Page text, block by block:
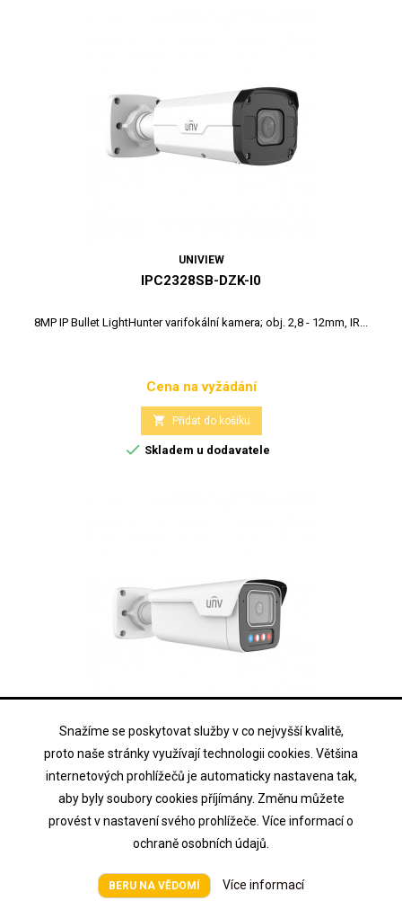
Snažíme se poskytovat služby v co nejvyšší kvalitě,
proto naše stránky využívají technologii cookies. Většina
internetových prohlížečů je automaticky nastavena tak,
aby byly soubory cookies příjímány. Změnu můžete
provést v nastavení svého prohlížeče. Více informací o
ochraně osobních údajů.
BERU NA VĚDOMÍ Více informací
UNIVIEW
IPC2328SB-DZK-I0
8MP IP Bullet LightHunter varifokální kamera; obj. 2,8 - 12mm, IR...
Cena
Cena na vyžádání
 Přidat do košíku
 Skladem u dodavatele
UNIVIEW
IPC2B14SE-ADF28KMC-WP-I1
4MP IP Bullet OwlView Plus Tri-Guard kamera; obj. 2,8mm, IR/LED...
Cena